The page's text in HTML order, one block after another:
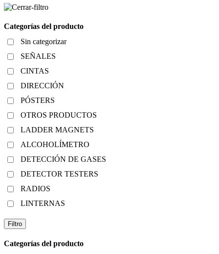
Categorías del producto
Sin categorizar
SEÑALES
CINTAS
DIRECCIÓN
PÓSTERS
OTROS PRODUCTOS
LADDER MAGNETS
ALCOHOLÍMETRO
DETECCIÓN DE GASES
DETECTOR TESTERS
RADIOS
LINTERNAS
Filtro
Categorías del producto